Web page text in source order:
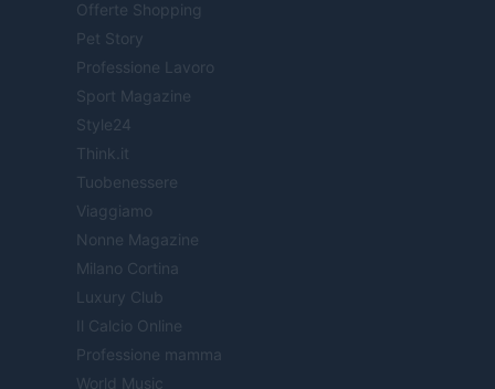
Offerte Shopping
Pet Story
Professione Lavoro
Sport Magazine
Style24
Think.it
Tuobenessere
Viaggiamo
Nonne Magazine
Milano Cortina
Luxury Club
Il Calcio Online
Professione mamma
World Music